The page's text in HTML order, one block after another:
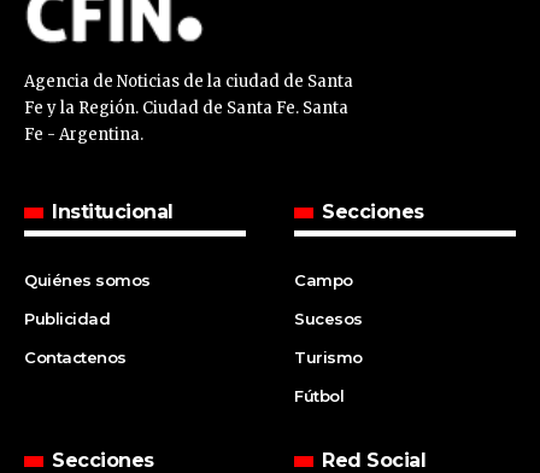
Agencia de Noticias de la ciudad de Santa
Fe y la Región. Ciudad de Santa Fe. Santa
Fe - Argentina.
Institucional
Quiénes somos
Publicidad
Contactenos
Secciones
Campo
Sucesos
Turismo
Fútbol
Secciones Red Social